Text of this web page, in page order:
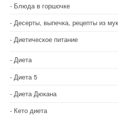
Блюда в горшочке
Десерты, выпечка, рецепты из
Диетическое питание
Диета
Диета 5
Диета Дюкана
Кето диета